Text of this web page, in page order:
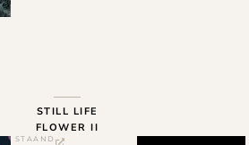
STILL LIFE
FLOWER II
STAAND